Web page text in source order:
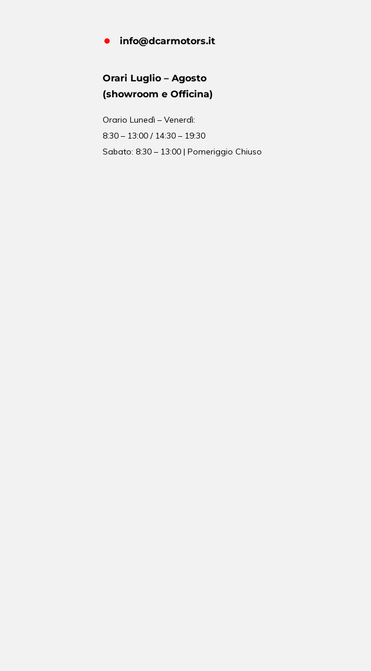
info@dcarmotors.it
Orari Luglio – Agosto
(showroom e Officina)
OrarioLunedì – Venerdì:
8:30 – 13:00 / 14:30 – 19:30
Sabato: 8:30 – 13:00 | Pomeriggio Chiuso